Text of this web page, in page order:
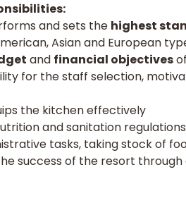
and sets the highest
Asian and European
and financial objectives
for the staff selection,
the kitchen effectively
and sanitation
tasks, taking stock of
success of the resort